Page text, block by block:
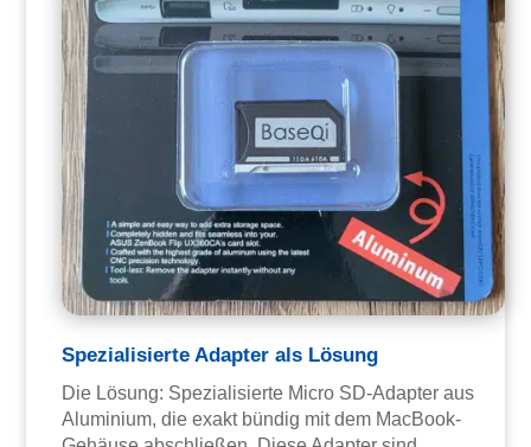
Spezialisierte Adapter als Lösung
Die Lösung: Spezialisierte Micro SD-Adapter aus
Aluminium, die exakt bündig mit dem MacBook-